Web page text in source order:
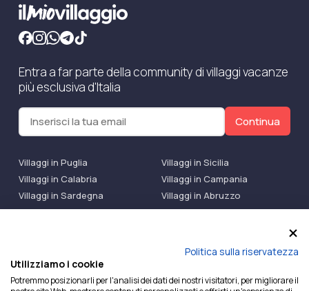
Entra a far parte della community di villaggi vacanze
più esclusiva d'Italia
Continua
Villaggi in Puglia
Villaggi in Sicilia
Villaggi in Calabria
Villaggi in Campania
Villaggi in Sardegna
Villaggi in Abruzzo
Villaggi Bluserena
Villaggi TH Resort
Ilmiovillaggio è un marchio di Ekiwi S.r.l.
Politica sulla riservatezza
Utilizziamo i cookie
Potremmo posizionarli per l'analisi dei dati dei nostri visitatori, per migliorare il